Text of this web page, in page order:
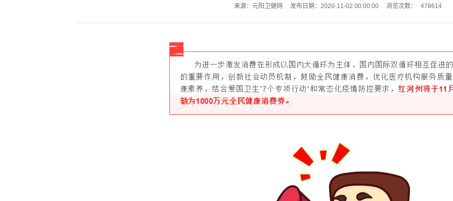
来源：元阳卫健网 发布日期：2020-11-02 00:00:00 浏览次数： 478614